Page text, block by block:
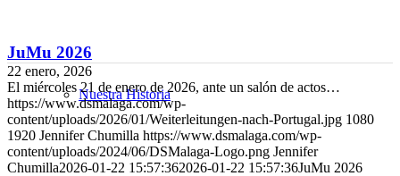
Nuestra Historia
JuMu 2026
22 enero, 2026
El miércoles 21 de enero de 2026, ante un salón de actos…
https://www.dsmalaga.com/wp-
content/uploads/2026/01/Weiterleitungen-nach-Portugal.jpg 1080
1920 Jennifer Chumilla https://www.dsmalaga.com/wp-
content/uploads/2024/06/DSMalaga-Logo.png Jennifer
Chumilla2026-01-22 15:57:362026-01-22 15:57:36JuMu 2026